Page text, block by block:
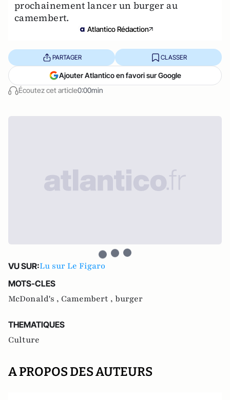
prochainement lancer un burger au
camembert.
Atlantico Rédaction
Écoutez cet article0:00min
PARTAGER CLASSER
Ajouter Atlantico en favori sur Google
VU SUR:Lu sur Le Figaro
MOTS-CLES
McDonald's , Camembert , burger
THEMATIQUES
Culture
A PROPOS DES AUTEURS